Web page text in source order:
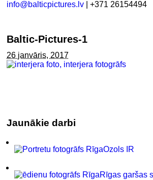
info@balticpictures.lv | +371 26154494
Baltic-Pictures-1
26 janvāris, 2017
Jaunākie darbi
Ozols IR
Rīgas garšas